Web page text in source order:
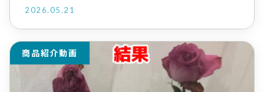
2026.05.21
商品紹介動画